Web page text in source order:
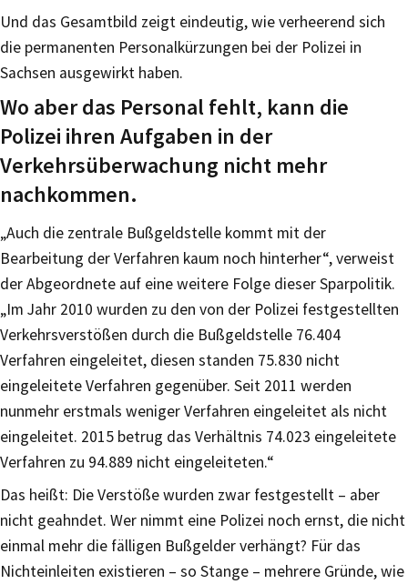
Und das Gesamtbild zeigt eindeutig, wie verheerend sich
die permanenten Personalkürzungen bei der Polizei in
Sachsen ausgewirkt haben.
Wo aber das Personal fehlt, kann die
Polizei ihren Aufgaben in der
Verkehrsüberwachung nicht mehr
nachkommen.
„Auch die zentrale Bußgeldstelle kommt mit der
Bearbeitung der Verfahren kaum noch hinterher“, verweist
der Abgeordnete auf eine weitere Folge dieser Sparpolitik.
„Im Jahr 2010 wurden zu den von der Polizei festgestellten
Verkehrsverstößen durch die Bußgeldstelle 76.404
Verfahren eingeleitet, diesen standen 75.830 nicht
eingeleitete Verfahren gegenüber. Seit 2011 werden
nunmehr erstmals weniger Verfahren eingeleitet als nicht
eingeleitet. 2015 betrug das Verhältnis 74.023 eingeleitete
Verfahren zu 94.889 nicht eingeleiteten.“
Das heißt: Die Verstöße wurden zwar festgestellt – aber
nicht geahndet. Wer nimmt eine Polizei noch ernst, die nicht
einmal mehr die fälligen Bußgelder verhängt? Für das
Nichteinleiten existieren – so Stange – mehrere Gründe, wie